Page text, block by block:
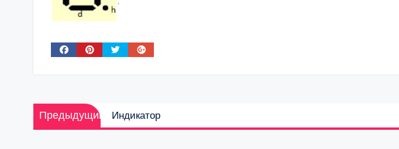
Навигация
по
Предыдущий
Предыдущая
запись:
Индикатор